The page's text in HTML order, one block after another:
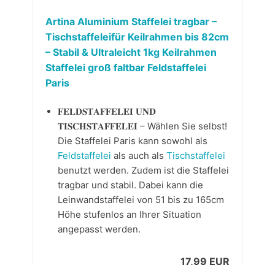
Artina Aluminium Staffelei tragbar –
Tischstaffeleifür Keilrahmen bis 82cm
– Stabil & Ultraleicht 1kg Keilrahmen
Staffelei groß faltbar Feldstaffelei
Paris
𝐅𝐄𝐋𝐃𝐒𝐓𝐀𝐅𝐅𝐄𝐋𝐄𝐈 𝐔𝐍𝐃
𝐓𝐈𝐒𝐂𝐇𝐒𝐓𝐀𝐅𝐅𝐄𝐋𝐄𝐈 – Wählen Sie selbst!
Die Staffelei Paris kann sowohl als
Feldstaffelei als auch als Tischstaffelei
benutzt werden. Zudem ist die Staffelei
tragbar und stabil. Dabei kann die
Leinwandstaffelei von 51 bis zu 165cm
Höhe stufenlos an Ihrer Situation
angepasst werden.
17,99 EUR